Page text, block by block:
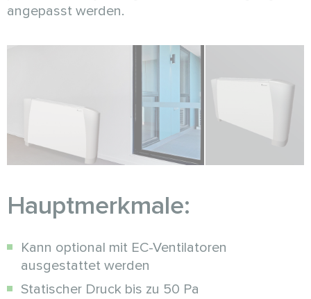
angepasst werden.
Hauptmerkmale:
Kann optional mit EC-Ventilatoren
ausgestattet werden
Statischer Druck bis zu 50 Pa